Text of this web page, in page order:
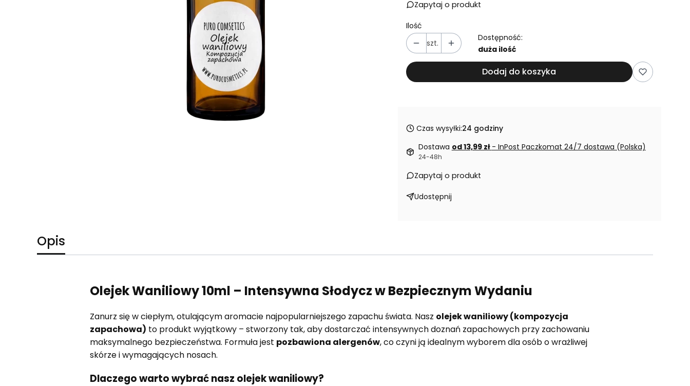
Zapytaj o produkt
Ilość
szt.
Dostępność:
duża ilość
Dodaj do koszyka
Czas wysyłki:24 godziny
Dostawa od 13,99 zł - InPost Paczkomat 24/7 dostawa (Polska)
24-48h
Zapytaj o produkt
Udostępnij
Opis
Olejek Waniliowy 10ml – Intensywna Słodycz w Bezpiecznym Wydaniu
Zanurz się w ciepłym, otulającym aromacie najpopularniejszego zapachu świata. Nasz olejek waniliowy (kompozycja
zapachowa) to produkt wyjątkowy – stworzony tak, aby dostarczać intensywnych doznań zapachowych przy zachowaniu
maksymalnego bezpieczeństwa. Formuła jest pozbawiona alergenów, co czyni ją idealnym wyborem dla osób o wrażliwej
skórze i wymagających nosach.
Dlaczego warto wybrać nasz olejek waniliowy?